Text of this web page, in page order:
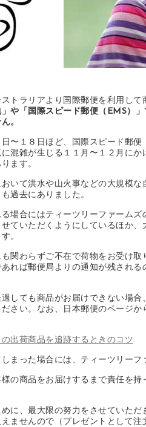
トラリアより国際郵便を利用して
や「国際スピード郵便（EMS）
。
〜１８日ほど、国際スピード郵
混雑が生じる１１月〜１２月に
ます。
いて洪水や山火事などの大規模
過去にありました。
場合にはティーツリーファーム
ていただくようにしているほか
。
関わらずご不在で荷物をお受け
れば郵便局よりの通知が残され
しても商品がお届けできない場
さい。なお、日本郵便のページか
出荷商品を追跡するときのコツ
まった場合には、ティーツリーフ
の商品をお届けするまで責任を
に、最大限の努力をさせていた
ませんので（プレゼントとして